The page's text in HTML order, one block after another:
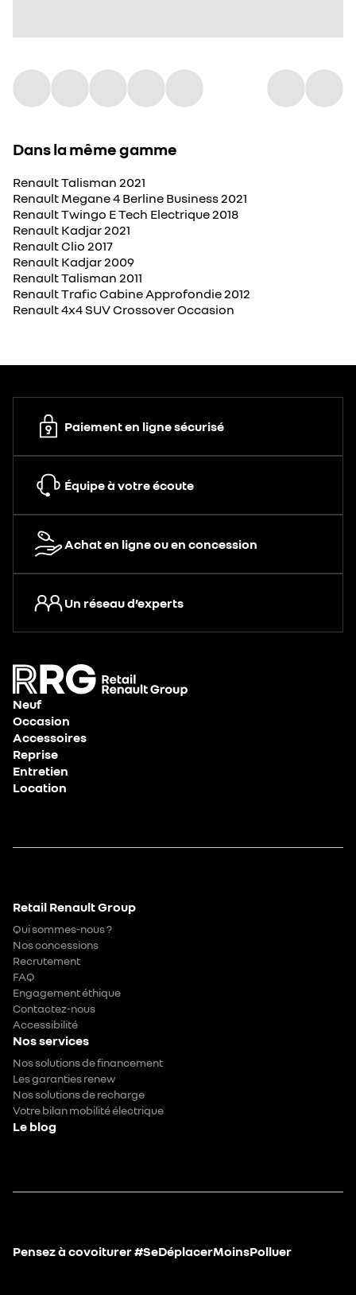
Dans la même gamme
Renault Talisman 2021
Renault Megane 4 Berline Business 2021
Renault Twingo E Tech Electrique 2018
Renault Kadjar 2021
Renault Clio 2017
Renault Kadjar 2009
Renault Talisman 2011
Renault Trafic Cabine Approfondie 2012
Renault 4x4 SUV Crossover Occasion
Paiement en ligne sécurisé
Équipe à votre écoute
Achat en ligne ou en concession
Un réseau d’experts
Neuf
Occasion
Accessoires
Reprise
Entretien
Location
Retail Renault Group
Qui sommes-nous ?
Nos concessions
Recrutement
FAQ
Engagement éthique
Contactez-nous
Accessibilité
Nos services
Nos solutions de financement
Les garanties renew
Nos solutions de recharge
Votre bilan mobilité électrique
Le blog
Pensez à covoiturer #SeDéplacerMoinsPolluer